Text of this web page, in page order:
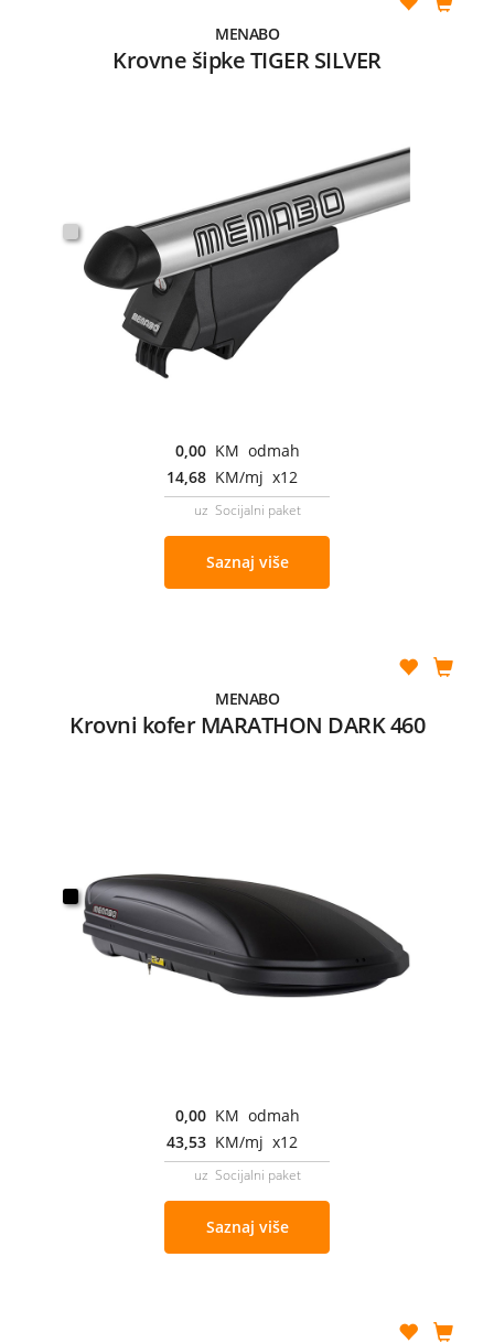
MENABO
Krovne šipke TIGER SILVER
0,00 KM odmah
14,68 KM/mj x12
uz Socijalni paket
Saznaj više
MENABO
Krovni kofer MARATHON DARK 460
0,00 KM odmah
43,53 KM/mj x12
uz Socijalni paket
Saznaj više